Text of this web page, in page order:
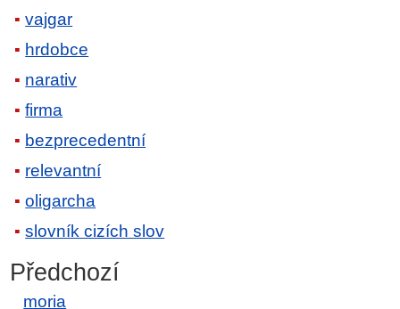
vajgar
hrdobce
narativ
firma
bezprecedentní
relevantní
oligarcha
slovník cizích slov
Předchozí
moria